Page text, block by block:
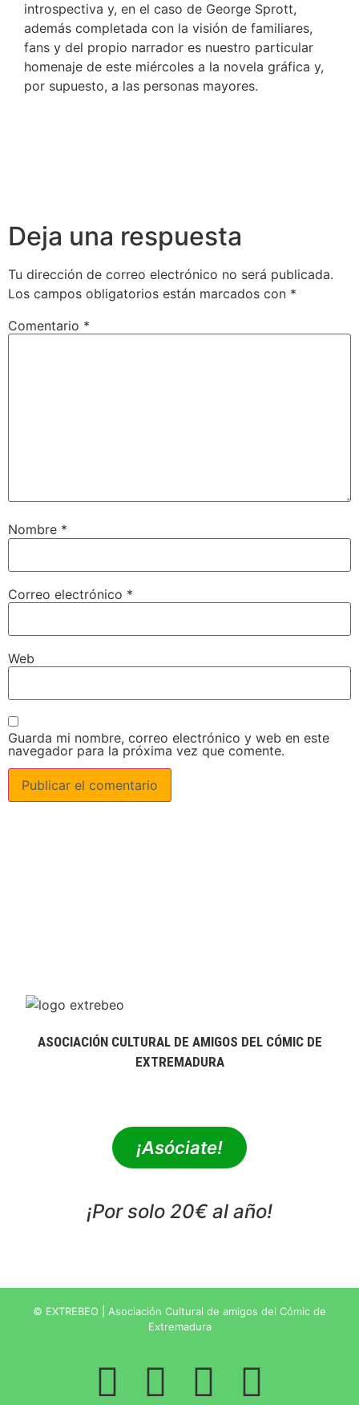
introspectiva y, en el caso de George Sprott,
además completada con la visión de familiares,
fans y del propio narrador es nuestro particular
homenaje de este miércoles a la novela gráfica y,
por supuesto, a las personas mayores.
Deja una respuesta
Tu dirección de correo electrónico no será publicada.
Los campos obligatorios están marcados con *
Comentario *
Nombre *
Correo electrónico *
Web
Guarda mi nombre, correo electrónico y web en este
navegador para la próxima vez que comente.
ASOCIACIÓN CULTURAL DE AMIGOS DEL CÓMIC DE
EXTREMADURA
¡Asóciate!
¡Por solo 20€ al año!
© EXTREBEO | Asociación Cultural de amigos del Cómic de
Extremadura